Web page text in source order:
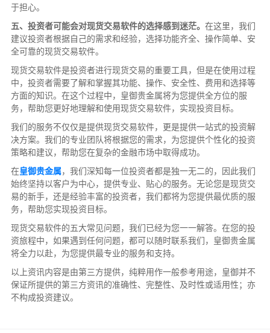
于担心。
五、投资者可能会对现货交易软件的选择感到迷茫。 在这里，我们
建议投资者根据自己的需求和经验，选择功能齐全、操作简单、安
全可靠的现货交易软件。
现货交易软件是投资者进行现货交易的重要工具，但是在使用过程
中，投资者需要了解和掌握其功能、操作、安全性、费用和选择等
方面的知识。在这个过程中，皇御贵金属将为您提供全方位的服
务，帮助您更好地理解和使用现货交易软件，实现投资目标。
我们的服务不仅仅是提供现货交易软件，更是提供一站式的投资解
决方案。我们的专业团队将根据您的需求，为您提供个性化的投资
策略和建议，帮助您在复杂的金融市场中取得成功。
在皇御贵金属，我们深知每一位投资者都是独一无二的，因此我们
始终坚持以客户为中心，提供专业、贴心的服务。无论您是现货交
易的新手，还是经验丰富的投资者，我们都将为您提供最优质的服
务，帮助您实现投资目标。
现货交易软件的五大常见问题，我们已经为您一一解答。在您的投
资旅程中，如果遇到任何问题，都可以随时联系我们，皇御贵金属
将全力以赴，为您提供最专业的服务和支持。
以上资讯内容是由第三方提供，纯粹用作一般参考用途，皇御并不
保证所提供的第三方资讯的准确性、完整性、及时性或适用性；亦
不构成投资建议。